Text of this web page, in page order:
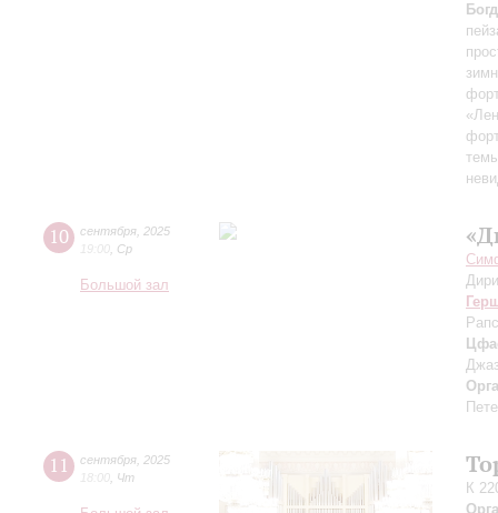
10 сентября 2025
19:00 Ср
Большой зал
11 сентября 2025
18:00 Чт
К